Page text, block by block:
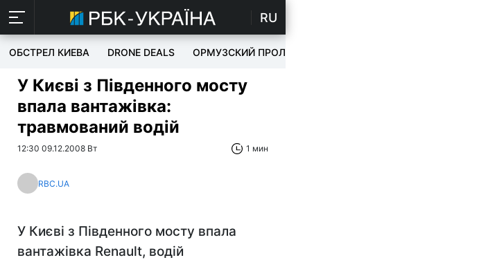
RU
ОБСТРЕЛ КИЕВА DRONE DEALS ОРМУЗСКИЙ ПРОЛИВ
У Києві з Південного мосту
впала вантажівка:
травмований водій
12:30 09.12.2008 Вт 1 мин
RBC.UA
У Києві з Південного мосту впала
вантажівка Renault, водій